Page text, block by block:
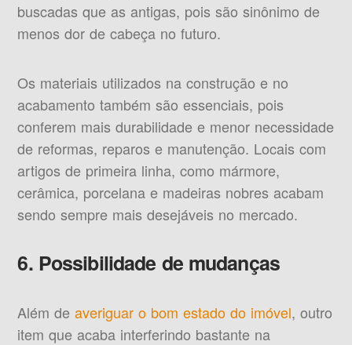
buscadas que as antigas, pois são sinônimo de
menos dor de cabeça no futuro.
Os materiais utilizados na construção e no
acabamento também são essenciais, pois
conferem mais durabilidade e menor necessidade
de reformas, reparos e manutenção. Locais com
artigos de primeira linha, como mármore,
cerâmica, porcelana e madeiras nobres acabam
sendo sempre mais desejáveis no mercado.
6. Possibilidade de mudanças
Além deaveriguar o bom estado do imóvel, outro
item que acaba interferindo bastante na